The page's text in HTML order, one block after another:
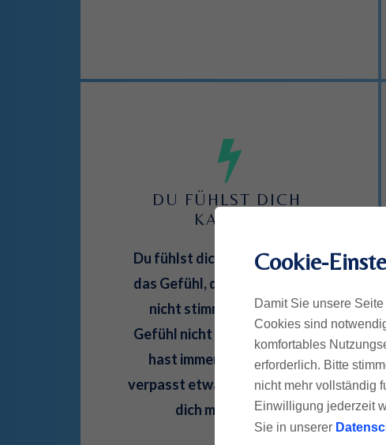
DU FÜHLST DICH
KAPUTT
Du fühlst dich fremd, und hast
das Gefühl, dass mit dir etwas
nicht stimmt. Du hast das
Gefühl nicht genug zu sein. Du
hast immer das Gefühl du
verpasst etwas und vergleichst
dich mit anderen.
Cookie-
Damit Sie unsere
Cookies sind
komfortables
erforderlich. Bitte
nicht mehr vollständig
Einwilligung jederzeit
Sie in unserer